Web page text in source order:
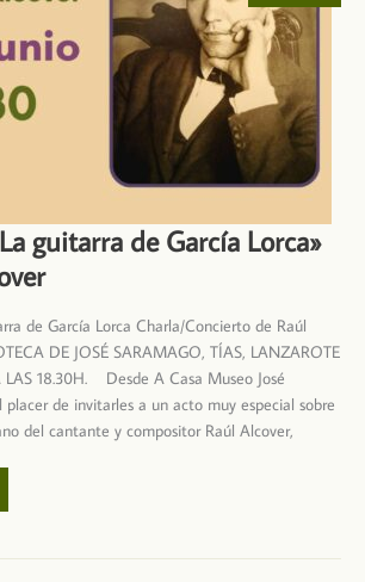
guitarra de García Lorca»
de García Lorca Charla/Concierto de Raúl
DE JOSÉ SARAMAGO, TÍAS, LANZAROTE
LAS 18.30H. Desde A Casa Museo José
de invitarles a un acto muy especial sobre
del cantante y compositor Raúl Alcover,